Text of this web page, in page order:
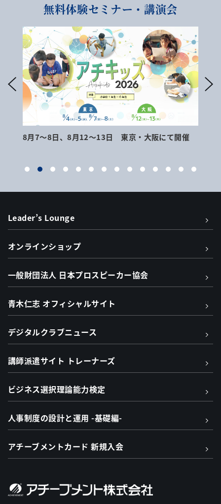
無料体験セミナー・講演会
8月7～8日、8月12～13日 東京・大阪にて開催
Leader’s Lounge
オンラインショップ
一般財団法人 日本プロスピーカー協会
青木仁志 オフィシャルサイト
デジタルクラブニュース
講師派遣サイト トレーナーズ
ビジネス選択理論能力検定
人事制度の設計と運用 -基礎編-
アチーブメントカード 新規入会